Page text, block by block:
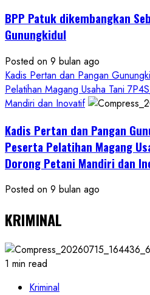
BPP Patuk dikembangkan
Gunungkidul
Posted on 9 bulan ago
Kadis Pertan dan Pangan
Pelatihan Magang Usaha Tani
Mandiri dan Inovatif
Kadis Pertan dan Pangan
Peserta Pelatihan Magang
Dorong Petani Mandiri dan
Posted on 9 bulan ago
KRIMINAL
1 min read
Kriminal